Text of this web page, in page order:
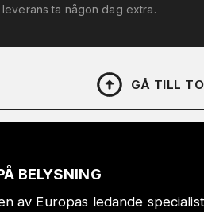
leverans ta någon dag extra.
GÅ TILL
BELYSNING
av Europas ledande